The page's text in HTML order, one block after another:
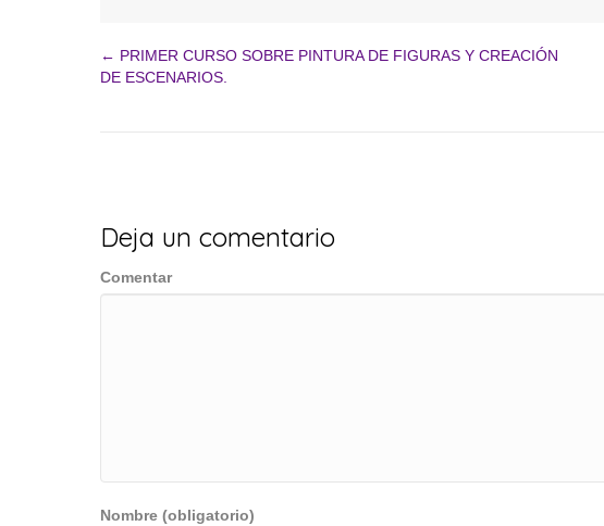
Navegación
← PRIMER CURSO SOBRE PINTURA DE FIGURAS Y CREACIÓN
DE ESCENARIOS.
Deja un comentario
Comentar
Nombre (obligatorio)